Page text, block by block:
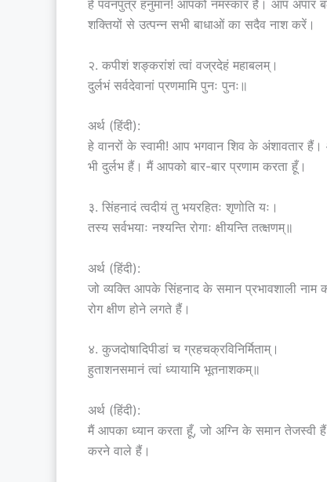
हे पवनपुत्र हनुमान! आपको नमस्कार है। आप अपार
शक्तियों से उत्पन्न सभी बाधाओं का सदैव नाश करें।
२. कपीशं शङ्करांशं त्वां वज्रदेहं महाबलम्।
दुर्लभं सर्वदेवानां प्रणमामि पुनः पुनः॥
अर्थ (हिंदी):
हे वानरों के स्वामी! आप भगवान शिव के
भी दुर्लभ हैं। मैं आपको बार-बार प्रणाम करता हूँ।
३. सिंहनादं त्वदीयं तु भयरहितः शृणोति यः।
तस्य सर्वभयाः नश्यन्ति रोगाः क्षीयन्ति तत्क्षणम्॥
अर्थ (हिंदी):
जो व्यक्ति आपके सिंहनाद के समान प्रभावशाली
रोग क्षीण होने लगते हैं।
४. कुजदोषादिपीडां च ग्रहचक्रविनिर्मिताम्।
हुताशनसमानं त्वां ध्यायामि भूतनाशकम्॥
अर्थ (हिंदी):
मैं आपका ध्यान करता हूँ, जो अग्नि के समान तेजस्वी
करने वाले हैं।